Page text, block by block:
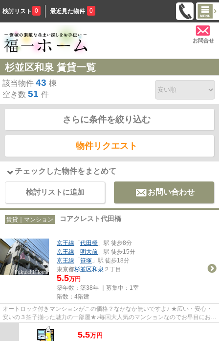
検討リスト 0 最近見た物件 0
お問合せ
杉並区和泉 賃貸一覧
該当物件 43 棟
空き数 51 件
さらに条件を絞り込む
物件リクエスト
チェックした物件をまとめて
検討リストに追加 お問い合わせ
賃貸｜マンション コアクレスト代田橋
京王線 「代田橋 」駅 徒歩8分
京王線 「明大前 」駅 徒歩15分
京王線 「笹塚 」駅 徒歩18分
東京都杉並区和泉 ２丁目
5.5万円
築年数：築38年 ｜募集中： 1室
階数：4階建
オートロック付きマンションがこの価格？なかなか無いですよ♪ ★広い・安心・
安いの３拍子揃った魅力の一部屋★♪毎回大人気のマンションなのでお早目にお問
合せ下さい★毎月のゆとりは・...
5.5万円